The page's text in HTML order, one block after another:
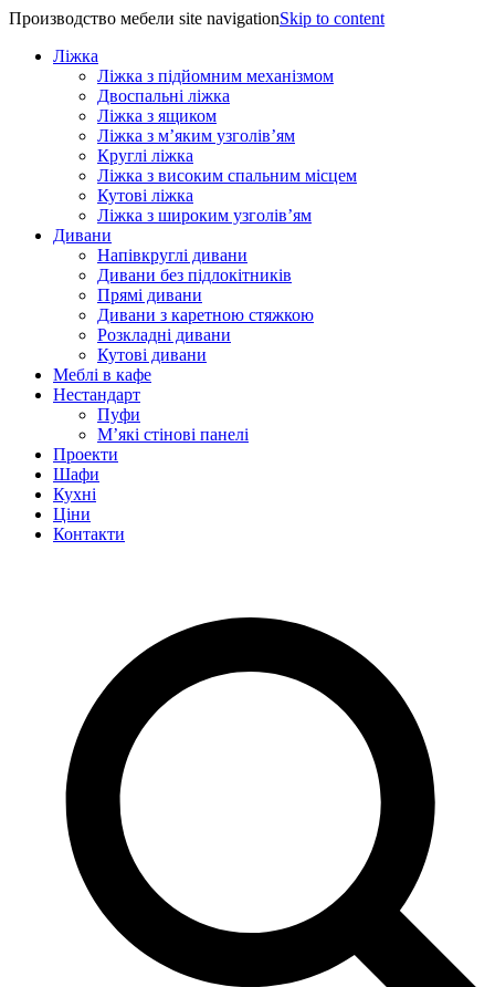
Производство мебели site navigationSkip to content
Ліжка
Ліжка з підйомним механізмом
Двоспальні ліжка
Ліжка з ящиком
Ліжка з м’яким узголів’ям
Круглі ліжка
Ліжка з високим спальним місцем
Кутові ліжка
Ліжка з широким узголів’ям
Дивани
Напівкруглі дивани
Дивани без підлокітників
Прямі дивани
Дивани з каретною стяжкою
Розкладні дивани
Кутові дивани
Меблі в кафе
Нестандарт
Пуфи
М’які стінові панелі
Проекти
Шафи
Кухні
Ціни
Контакти